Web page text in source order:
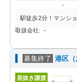
-
駅徒歩2分！マンシ
取扱会社: －
募集終了 港区
居抜き譲渡